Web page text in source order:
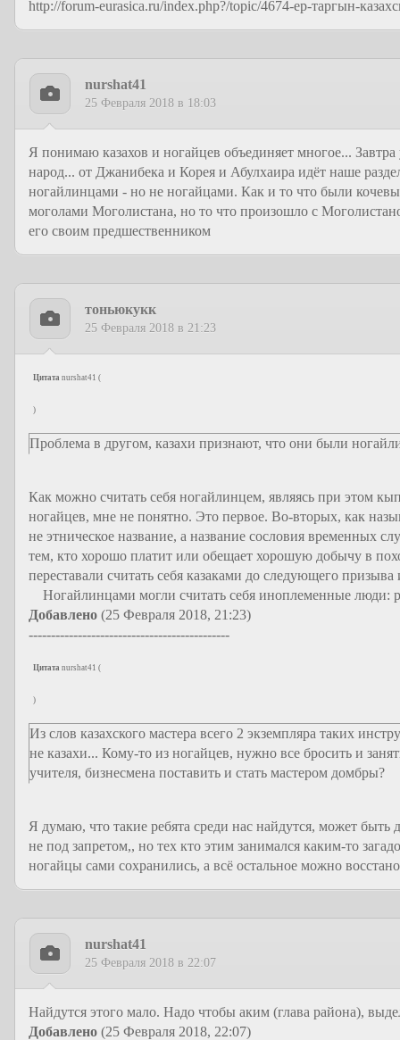
http://forum-eurasica.ru/index.php?/topic/4674-ер-таргын-
nurshat41
25 Февраля 2018 в 18:03
Я понимаю казахов и ногайцев объединяет многое...
народ... от Джанибека и Корея и Абулхаира идёт наше
ногайлинцами - но не ногайцами. Как и то что были
моголами Моголистана, но то что произошло с
его своим предшественником
тоньюкукк
25 Февраля 2018 в 21:23
Цитата nurshat41 (
)
Проблема в другом, казахи признают, что они были
Как можно считать себя ногайлинцем, являясь при этом
ногайцев, мне не понятно. Это первое. Во-вторых, как
не этническое название, а название сословия временных
тем, кто хорошо платит или обещает хорошую добычу в
переставали считать себя казаками до следующего
Ногайлинцами могли считать себя иноплеменные люди:
Добавлено (25 Февраля 2018, 21:23)
---------------------------------------------
Цитата nurshat41 (
)
Из слов казахского мастера всего 2 экземпляра таких
не казахи... Кому-то из ногайцев, нужно все бросить и
учителя, бизнесмена поставить и стать мастером домбры?
Я думаю, что такие ребята среди нас найдутся, может
не под запретом,, но тех кто этим занимался каким-то
ногайцы сами сохранились, а всё остальное можно
nurshat41
25 Февраля 2018 в 22:07
Найдутся этого мало. Надо чтобы аким (глава района),
Добавлено (25 Февраля 2018, 22:07)